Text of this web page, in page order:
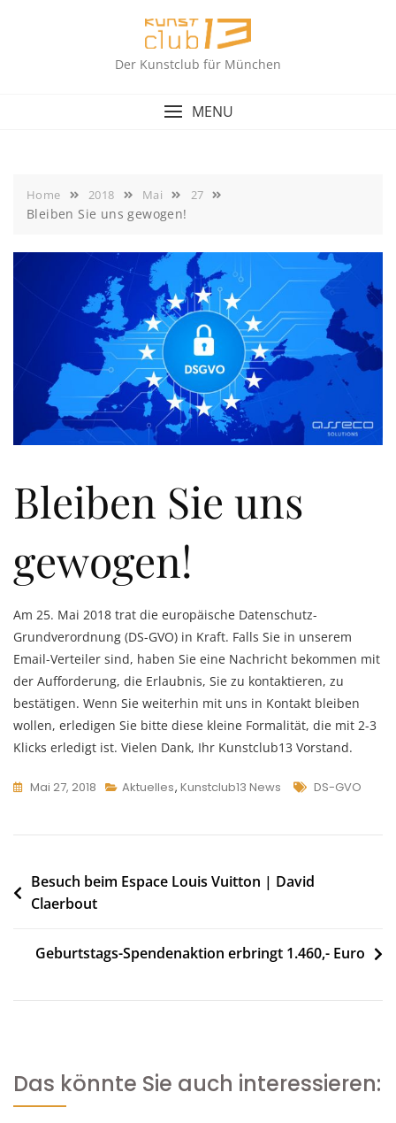
Der Kunstclub für München
MENU
Home 2018 Mai 27
Bleiben Sie uns gewogen!
Bleiben Sie uns
gewogen!
Am 25. Mai 2018 trat die europäische Datenschutz-
Grundverordnung (DS-GVO) in Kraft. Falls Sie in unserem
Email-Verteiler sind, haben Sie eine Nachricht bekommen mit
der Aufforderung, die Erlaubnis, Sie zu kontaktieren, zu
bestätigen. Wenn Sie weiterhin mit uns in Kontakt bleiben
wollen, erledigen Sie bitte diese kleine Formalität, die mit 2-3
Klicks erledigt ist. Vielen Dank, Ihr Kunstclub13 Vorstand.
Mai 27, 2018 Aktuelles, Kunstclub13 News Tags
DS-GVO
Beitragsnavigation
Besuch beim Espace Louis Vuitton | David
Claerbout
Geburtstags-Spendenaktion erbringt 1.460,- Euro
Das könnte Sie auch interessieren: